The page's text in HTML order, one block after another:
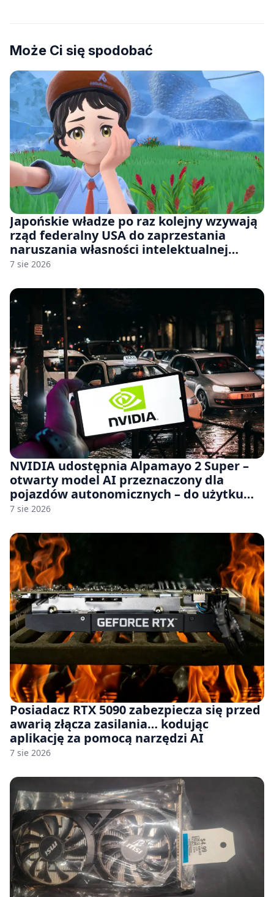
Może Ci się spodobać
Japońskie władze po raz kolejny wzywają
rząd federalny USA do zaprzestania
naruszania własności intelektualnej
japońskich gier i anime
7 sie 2026
NVIDIA udostępnia Alpamayo 2 Super –
otwarty model AI przeznaczony dla
pojazdów autonomicznych – do użytku
komercyjnego
7 sie 2026
Posiadacz RTX 5090 zabezpiecza się przed
awarią złącza zasilania… kodując
aplikację za pomocą narzędzi AI
7 sie 2026